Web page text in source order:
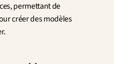
permettant de
créer des modèles